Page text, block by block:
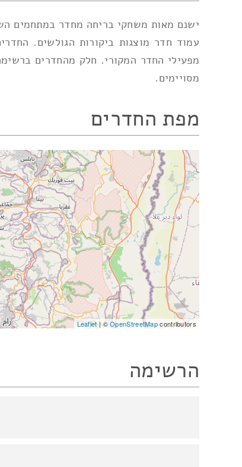
ישנם מאות משחקי בריחה מחדר במתחמים
עמוד חדר מוצגות ביקורות הגולשים.
מפעילי החדר המקורי. חלק מהחדרים
מסויימים.
מפת החדרים
Leaflet| ©OpenStreetMapcontributors
הרשימה